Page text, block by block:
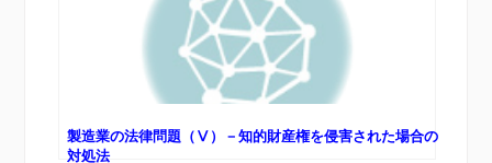
製造業の法律問題（Ⅴ）－知的財産権を侵害された場合の
対処法